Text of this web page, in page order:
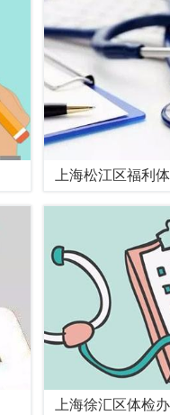
上海松江区福利
上海徐汇区体检